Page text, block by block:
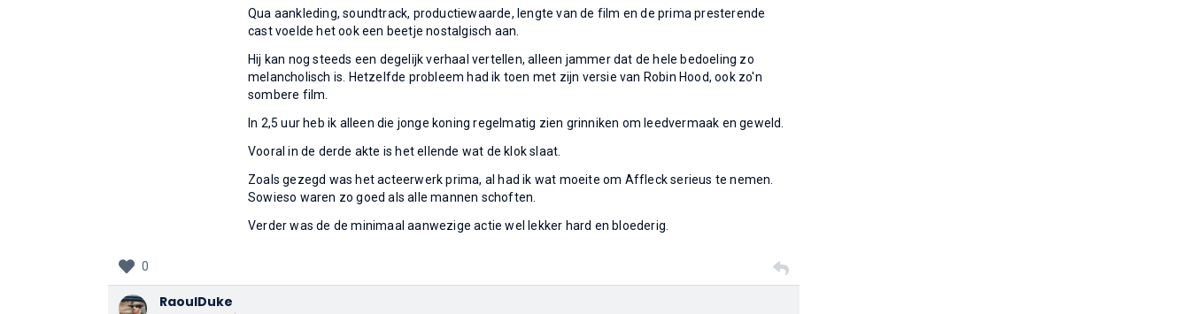
Qua aankleding, soundtrack, productiewaarde, lengte van de film en de prima presterende
cast voelde het ook een beetje nostalgisch aan.
Hij kan nog steeds een degelijk verhaal vertellen, alleen jammer dat de hele bedoeling zo
melancholisch is. Hetzelfde probleem had ik toen met zijn versie van Robin Hood, ook zo'n
sombere film.
In 2,5 uur heb ik alleen die jonge koning regelmatig zien grinniken om leedvermaak en geweld.
Vooral in de derde akte is het ellende wat de klok slaat.
Zoals gezegd was het acteerwerk prima, al had ik wat moeite om Affleck serieus te nemen.
Sowieso waren zo goed als alle mannen schoften.
Verder was de de minimaal aanwezige actie wel lekker hard en bloederig.
0
RaoulDuke